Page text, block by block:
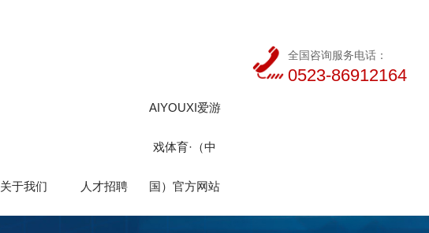
关于我们 人才招聘
AIYOUXI爱游
戏体育·（中
国）官方网站
全国咨询服务电话：
0523-86912164